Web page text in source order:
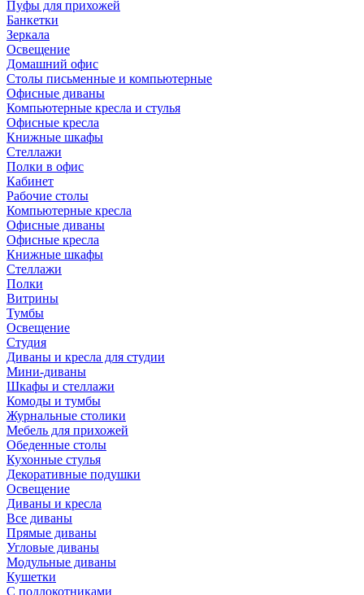
Пуфы для прихожей
Банкетки
Зеркала
Освещение
Домашний офис
Столы письменные и компьютерные
Офисные диваны
Компьютерные кресла и стулья
Офисные кресла
Книжные шкафы
Стеллажи
Полки в офис
Кабинет
Рабочие столы
Компьютерные кресла
Офисные диваны
Офисные кресла
Книжные шкафы
Стеллажи
Полки
Витрины
Тумбы
Освещение
Студия
Диваны и кресла для студии
Мини-диваны
Шкафы и стеллажи
Комоды и тумбы
Журнальные столики
Мебель для прихожей
Обеденные столы
Кухонные стулья
Декоративные подушки
Освещение
Диваны и кресла
Все диваны
Прямые диваны
Угловые диваны
Модульные диваны
Кушетки
С подлокотниками